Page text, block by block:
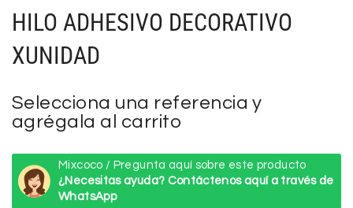
HILO ADHESIVO DECORATIVO
XUNIDAD
Selecciona una referencia y
agrégala al carrito
Mixcoco / Pregunta aquí sobre este producto
¿Necesitas ayuda? Contáctenos aquí a través de
WhatsApp